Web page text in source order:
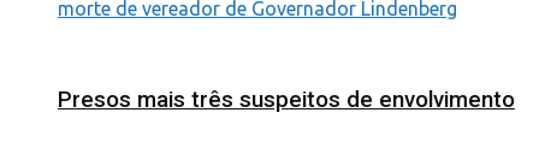
Presos mais três suspeitos de envolvimento